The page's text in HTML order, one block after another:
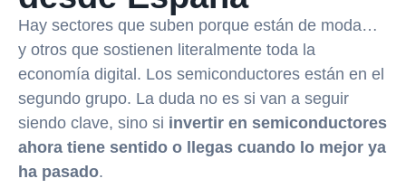
Hay sectores que suben porque están de moda…
y otros que sostienen literalmente toda la
economía digital. Los semiconductores están en el
segundo grupo. La duda no es si van a seguir
siendo clave, sino si invertir en semiconductores
ahora tiene sentido o llegas cuando lo mejor ya
ha pasado.